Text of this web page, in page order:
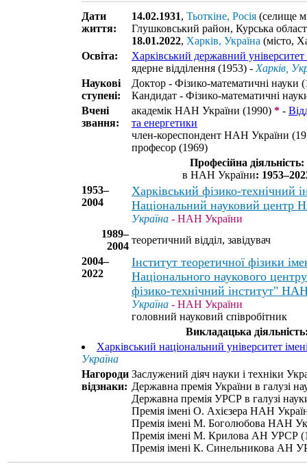
Дати
життя:
14.02.1931, Тьоткіне, Росія (селище
Глушковський район, Курська
18.01.2022, Харків, Україна (місто,
Освіта:
Харківський державний
ядерне відділення (1953) - Харків,
Наукові
ступені:
Доктор - Фізико-математичні науки
Кандидат - Фізико-математичні
Вчені
звання:
академік НАН України (1990) * -
та енергетики
член-кореспондент НАН України
професор (1969)
Професійна діяльність:
в НАН України:
1953–
2004
Харківський фізико-технічний
Національний науковий центр
Україна - НАН України
1989–
2004
теоретичний відділ, завідувач
2004–
2022
Інститут теоретичної фізики
Національного наукового
фізико-технічний інститут"
Україна - НАН України
головний науковий співробітник
Викладацька
Харківський національний університет
Україна
Нагороди
відзнаки:
Заслужений діяч науки і техніки
Державна премія України в галузі
Державна премія УРСР в галузі
Премія імені О. Ахієзера НАН
Премія імені М. Боголюбова НАН
Премія імені М. Крилова АН УРСР
Премія імені К. Синельникова АН